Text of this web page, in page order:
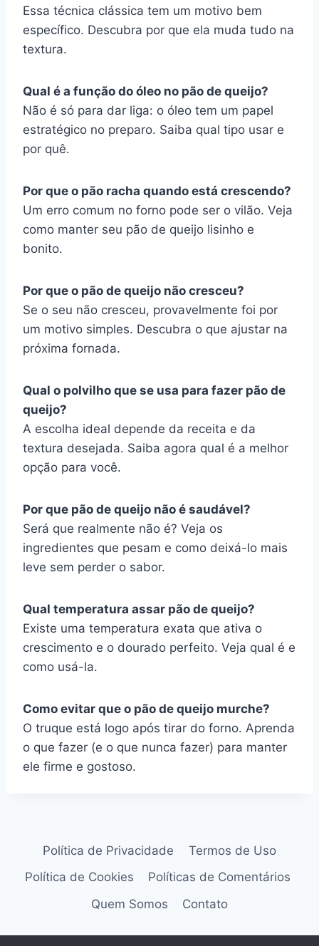
Essa técnica clássica tem um motivo bem
específico. Descubra por que ela muda tudo na
textura.
Qual é a função do óleo no pão de queijo?
Não é só para dar liga: o óleo tem um papel
estratégico no preparo. Saiba qual tipo usar e
por quê.
Por que o pão racha quando está crescendo?
Um erro comum no forno pode ser o vilão. Veja
como manter seu pão de queijo lisinho e
bonito.
Por que o pão de queijo não cresceu?
Se o seu não cresceu, provavelmente foi por
um motivo simples. Descubra o que ajustar na
próxima fornada.
Qual o polvilho que se usa para fazer pão de
queijo?
A escolha ideal depende da receita e da
textura desejada. Saiba agora qual é a melhor
opção para você.
Por que pão de queijo não é saudável?
Será que realmente não é? Veja os
ingredientes que pesam e como deixá-lo mais
leve sem perder o sabor.
Qual temperatura assar pão de queijo?
Existe uma temperatura exata que ativa o
crescimento e o dourado perfeito. Veja qual é e
como usá-la.
Como evitar que o pão de queijo murche?
O truque está logo após tirar do forno. Aprenda
o que fazer (e o que nunca fazer) para manter
ele firme e gostoso.
Política de Privacidade
Termos de Uso
Política de Cookies
Políticas de Comentários
Quem Somos
Contato